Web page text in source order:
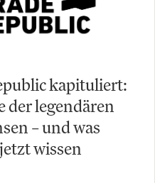
kapituliert:
der legendären
– und was
wissen